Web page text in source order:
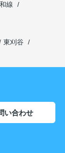
線
東刈谷
い合わせ